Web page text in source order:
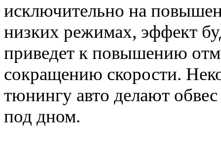
исключительно на
низких режимах, эффект
приведет к повышению
сокращению скорости.
тюнингу авто делают
под дном.